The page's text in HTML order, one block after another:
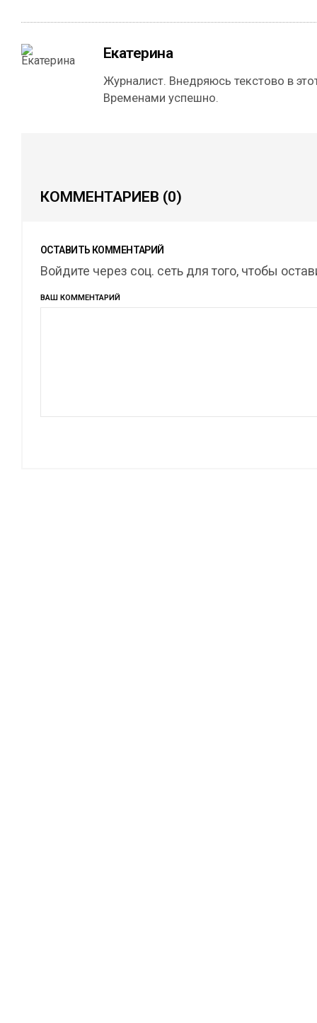
Екатерина
Журналист. Внедряюсь текстово в
Временами успешно.
КОММЕНТАРИЕВ (0)
ОСТАВИТЬ КОММЕНТАРИЙ
Войдите через соц. сеть для того, чтобы
ВАШ КОММЕНТАРИЙ